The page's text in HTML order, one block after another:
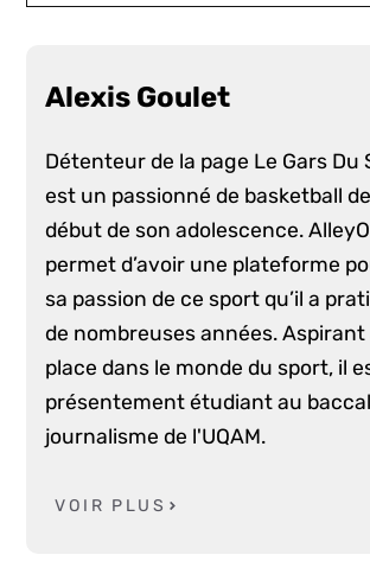
Alexis Goulet
Détenteur de la page Le Gars Du
est un passionné de basketball
début de son adolescence.
permet d’avoir une plateforme
sa passion de ce sport qu’il a
de nombreuses années. Aspirant
place dans le monde du sport, il
présentement étudiant au
journalisme de l'UQAM.
VOIR PLUS